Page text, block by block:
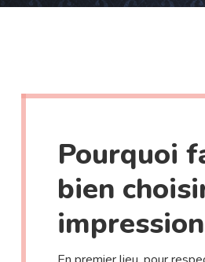
Pourquoi
bien